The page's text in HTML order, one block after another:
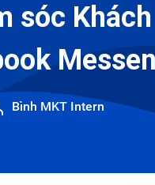
social Thương hiệu/
sóc
Bình MKT Intern